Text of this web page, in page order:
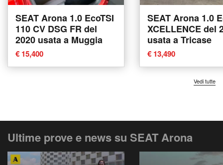
SEAT Arona 1.0 EcoTSI
110 CV DSG FR del
2020 usata a Muggia
€ 15,400
SEAT Arona 1.0
XCELLENCE del
usata a Tricase
€ 13,490
Vedi tutte
Ultime prove e news su SEAT Arona